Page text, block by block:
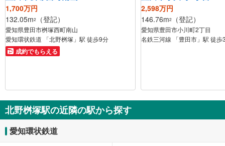
1,700万円
132.05m2 （登記）
愛知県豊田市桝塚西町南山
愛知環状鉄道 「北野桝塚」駅 徒歩9分
成約でもらえる
2,598万円
146.76m2 （登記）
愛知県豊田市小川町2丁目
名鉄三河線 「豊田市」駅 徒歩
北野桝塚駅の近隣の駅から探す
愛知環状鉄道